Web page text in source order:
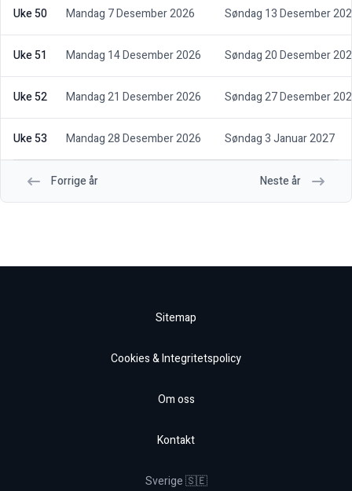
Uke 50 Mandag 7 Desember 2026 Søndag 13 Desember
Uke 51 Mandag 14 Desember 2026 Søndag 20 Desember
Uke 52 Mandag 21 Desember 2026 Søndag 27 Desember
Uke 53 Mandag 28 Desember 2026 Søndag 3 Januar 2027
Forrige år Neste år
Sitemap
Cookies & Integritetspolicy
Om oss
Kontakt
Sverige 🇸🇪